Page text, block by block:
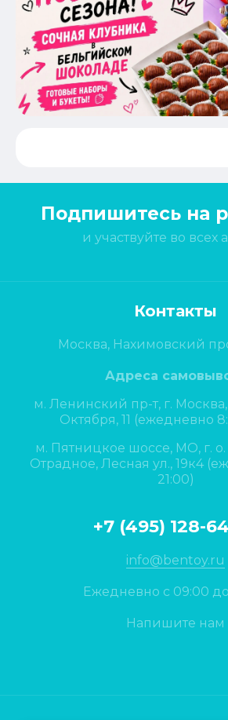
Подпишитесь на
и участвуйте во всех
Контакты
Москва, Нахимовский
Адреса
м. Ленинский пр-т, г. Москва,
Октября, 11 (ежедневно
м. Пятницкое шоссе, МО, г. о.
Отрадное, Лесная ул., 19к4
21:00)
+7 (495) 128-
info@bentoy.ru
Ежедневно с 09:00
Напишите нам